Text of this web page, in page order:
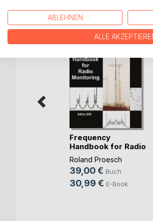
WEITERE
Frequency
Handbook for Radio
Monit(...)
Roland Proesch
39,00 € Buch
30,99 € E-Book
ABLEHNEN
ALLE